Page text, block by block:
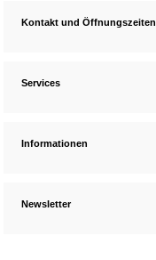
Kontakt und Öffnungszeiten
Services
Informationen
Newsletter